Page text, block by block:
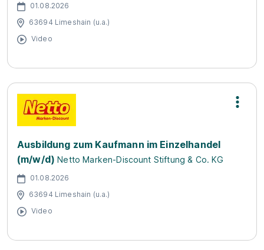
01.08.2026
63694 Limeshain (u.a.)
Video
Ausbildung zum Kaufmann im Einzelhandel
(m/w/d) Netto Marken-Discount Stiftung & Co. KG
01.08.2026
63694 Limeshain (u.a.)
Video